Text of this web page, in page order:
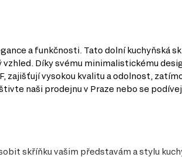
a funkčnosti. Tato dolní kuchyňská
Díky svému minimalistickému
zajišťují vysokou kvalitu a odolnost,
naši prodejnu v Praze nebo se
skříňku vašim představám a stylu